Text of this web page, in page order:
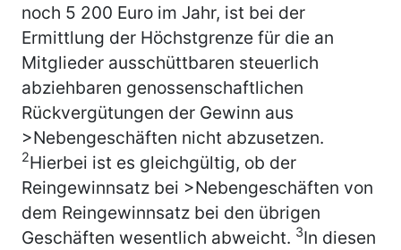
noch 5 200 Euro im Jahr, ist bei der
Ermittlung der Höchstgrenze für die an
Mitglieder ausschüttbaren steuerlich
abziehbaren genossenschaftlichen
Rückvergütungen der Gewinn aus
>Nebengeschäften nicht abzusetzen.
2Hierbei ist es gleichgültig, ob der
Reingewinnsatz bei >Nebengeschäften von
dem Reingewinnsatz bei den übrigen
Geschäften wesentlich abweicht. 3In diesen